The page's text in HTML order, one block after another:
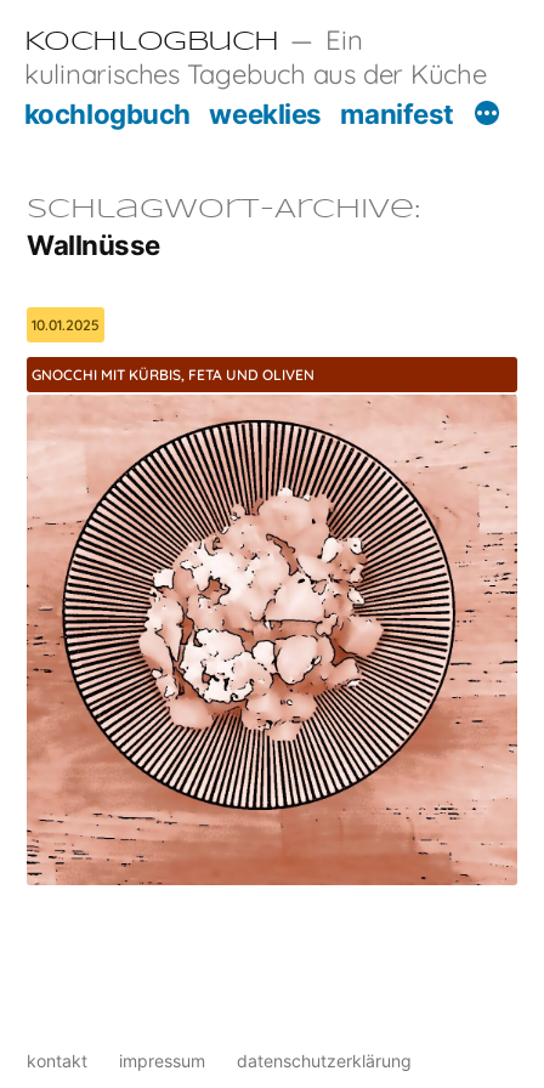
Inhalt
springen
Kochlogbuch
Ein
kulinarisches Tagebuch aus der Küche
kochlogbuch weeklies manifest
Schlagwort-Archive:
Wallnüsse
10.01.2025
GNOCCHI MIT KÜRBIS, FETA UND OLIVEN
kontakt impressum datenschutzerklärung